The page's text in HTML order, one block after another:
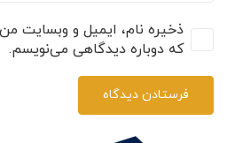
ذخیره نام، ایمیل و وبسایت من
که دوباره دیدگاهی می‌نویسم.
فرستادن دیدگاه